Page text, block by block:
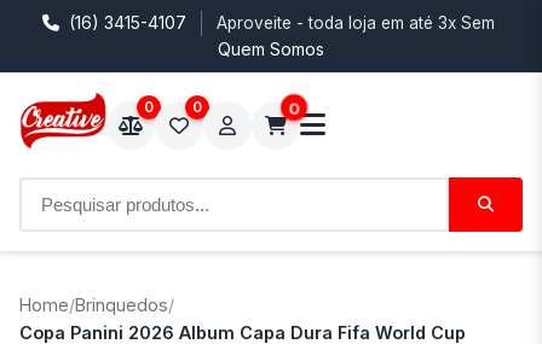
(16) 3415-4107 Aproveite - toda loja em até 3x Sem
Quem Somos
0 0 0
Home/Brinquedos/
Copa Panini 2026 Album Capa Dura Fifa World Cup